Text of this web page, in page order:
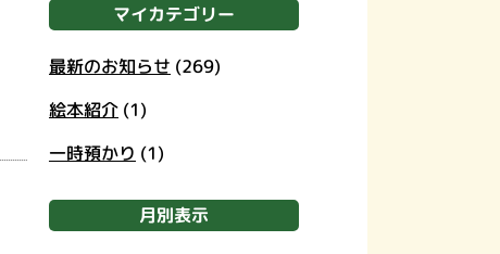
マイカテゴリー
最新のお知らせ (269)
絵本紹介(1)
一時預かり (1)
月別表示